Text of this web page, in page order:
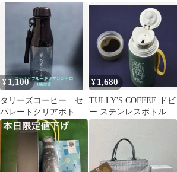
福袋ステンレスボトル
¥ 1,100
タリーズコーヒー セ
パレートクリアボトル
コールドブルーキリマ
ンジャロ1袋
¥ 1,680
TULLY'S COFFEE ドビ
ー ステンレスボトル ハ
リーポッター